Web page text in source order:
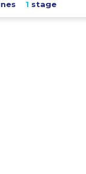
1 stage